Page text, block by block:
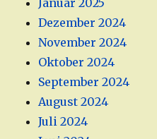
Januar 2025
Dezember 2024
November 2024
Oktober 2024
September 2024
August 2024
Juli 2024